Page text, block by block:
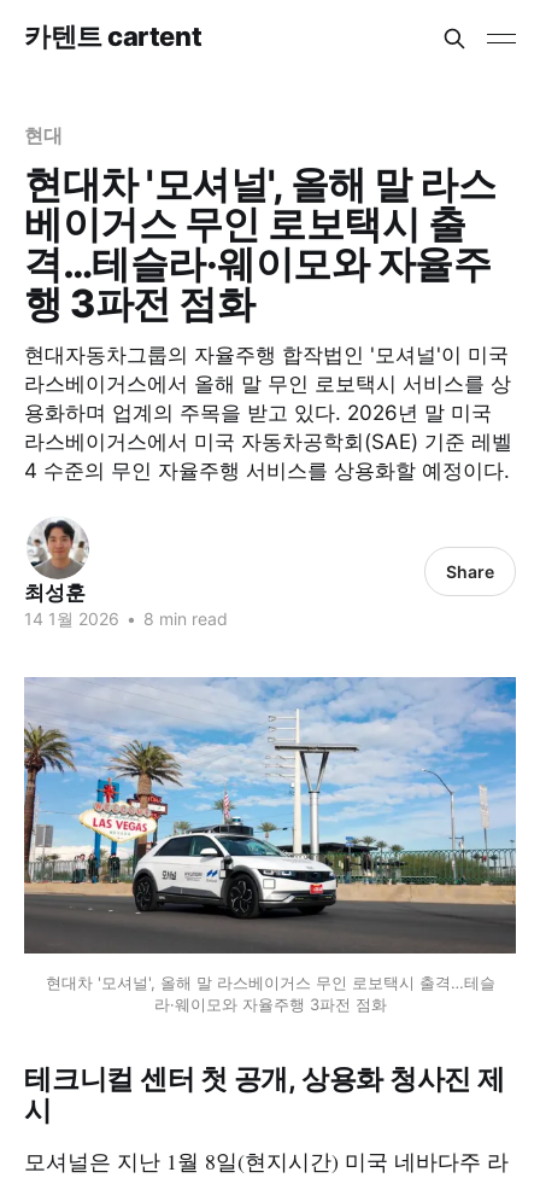
카텐트 cartent
현대
현대차 '모셔널', 올해 말 라스
베이거스 무인 로보택시 출
격…테슬라·웨이모와 자율주
행 3파전 점화
현대자동차그룹의 자율주행 합작법인 '모셔널'이 미국
라스베이거스에서 올해 말 무인 로보택시 서비스를 상
용화하며 업계의 주목을 받고 있다. 2026년 말 미국
라스베이거스에서 미국 자동차공학회(SAE) 기준 레벨
4 수준의 무인 자율주행 서비스를 상용화할 예정이다.​
최성훈
14 1월 2026 • 8 min read
Share
현대차 '모셔널', 올해 말 라스베이거스 무인 로보택시 출격…테슬
라·웨이모와 자율주행 3파전 점화
테크니컬 센터 첫 공개, 상용화 청사진 제
시
모셔널은 지난 1월 8일(현지시간) 미국 네바다주 라